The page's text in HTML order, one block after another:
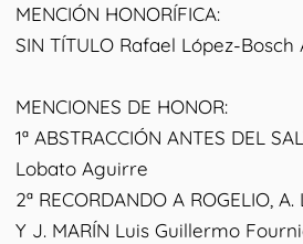
MENCIÓN HONORÍFICA:
SIN TÍTULO Rafael López-Bosch
MENCIONES DE HONOR:
1ª ABSTRACCIÓN ANTES DEL
Lobato Aguirre
2ª RECORDANDO A ROGELIO, A.
Y J. MARÍN Luis Guillermo